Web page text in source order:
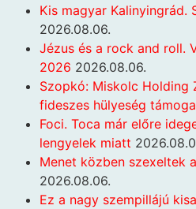
Kis magyar Kalinyingrád.
2026.08.06.
Jézus és a rock and roll.
2026 2026.08.06.
Szopkó: Miskolc
fideszes hülyeség
Foci. Toca már előre
lengyelek miatt
Menet közben szexeltek
2026.08.06.
Ez a nagy szempillájú